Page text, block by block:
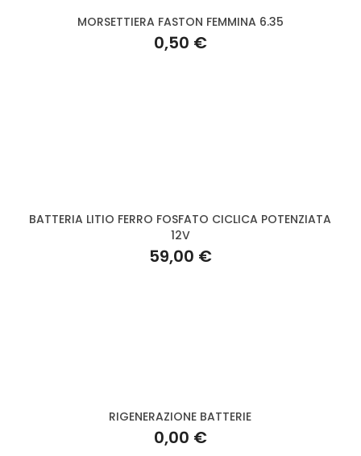
MORSETTIERA FASTON FEMMINA 6.35
0,50 €
BATTERIA LITIO FERRO FOSFATO CICLICA POTENZIATA
12V
59,00 €
RIGENERAZIONE BATTERIE
0,00 €